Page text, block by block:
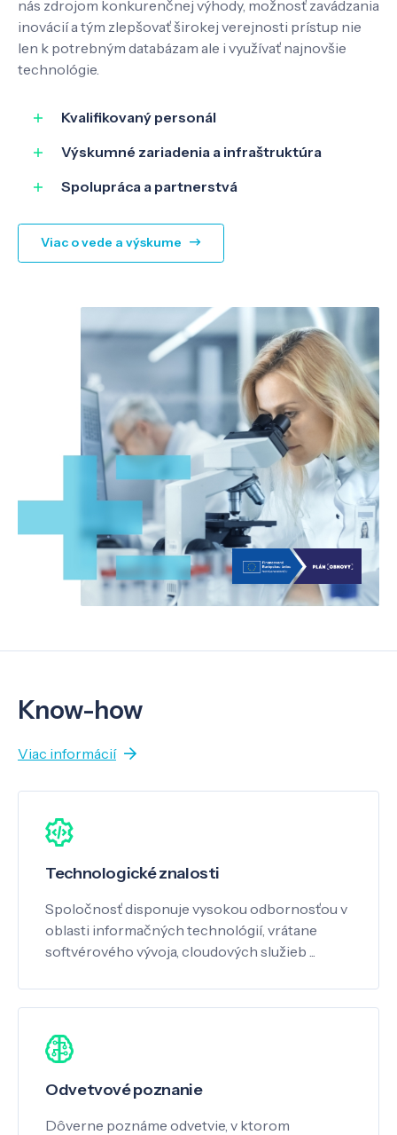
Know-how
O nás
EN
nás zdrojom konkurenčnej výhody, možnosť zavádzania
inovácií a tým zlepšovať širokej verejnosti prístup nie
len k potrebným databázam ale i využívať najnovšie
technológie.
Kvalifikovaný personál
Výskumné zariadenia a infraštruktúra
Spolupráca a partnerstvá
Viac o vede a výskume
Know-how
Viac informácií
Technologické znalosti
Spoločnosť disponuje vysokou odbornosťou v
oblasti informačných technológií, vrátane
softvérového vývoja, cloudových služieb ...
Odvetvové poznanie
Dôverne poznáme odvetvie, v ktorom